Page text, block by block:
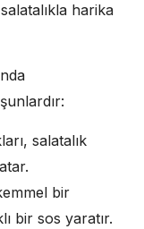
harika
salatalık
bir
bir sos yaratır.